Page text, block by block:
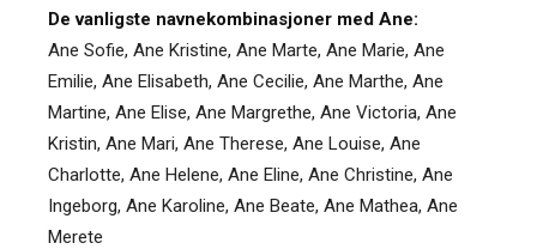
De vanligste navnekombinasjoner med Ane:
Ane Sofie, Ane Kristine, Ane Marte, Ane Marie, Ane
Emilie, Ane Elisabeth, Ane Cecilie, Ane Marthe, Ane
Martine, Ane Elise, Ane Margrethe, Ane Victoria, Ane
Kristin, Ane Mari, Ane Therese, Ane Louise, Ane
Charlotte, Ane Helene, Ane Eline, Ane Christine, Ane
Ingeborg, Ane Karoline, Ane Beate, Ane Mathea, Ane
Merete